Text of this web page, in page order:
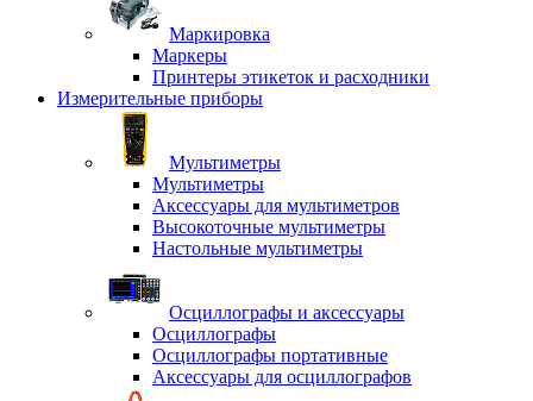
Маркировка
Маркеры
Принтеры этикеток и расходники
Измерительные приборы
Мультиметры
Мультиметры
Аксессуары для мультиметров
Высокоточные мультиметры
Настольные мультиметры
Осциллографы и аксессуары
Осциллографы
Осциллографы портативные
Аксессуары для осциллографов